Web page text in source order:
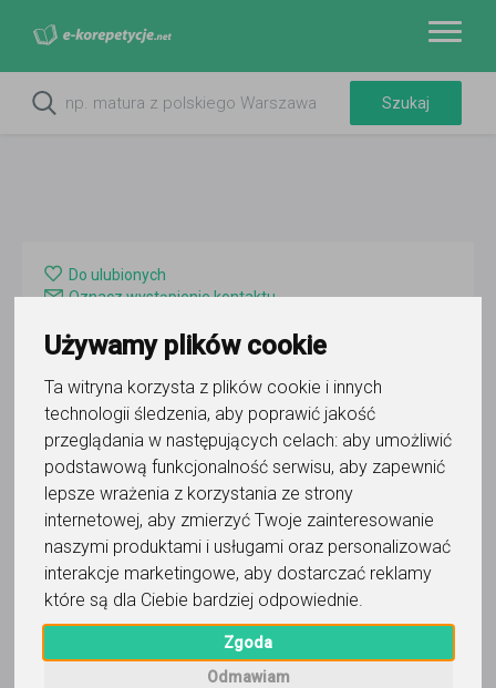
Używamy plików cookie
Ta witryna korzysta z plików cookie i innych
technologii śledzenia, aby poprawić jakość
przeglądania w następujących celach: aby umożliwić
podstawową funkcjonalność serwisu, aby zapewnić
lepsze wrażenia z korzystania ze strony
internetowej, aby zmierzyć Twoje zainteresowanie
naszymi produktami i usługami oraz personalizować
interakcje marketingowe, aby dostarczać reklamy
które są dla Ciebie bardziej odpowiednie.
Zgoda
Odmawiam
Do ulubionych
Oznacz wystąpienie kontaktu
Pamela
Wyślij wiadomość
Ostatnia aktywność:
8 dni temu
Korepetytor prowadzi zajęcia online
Dostępność